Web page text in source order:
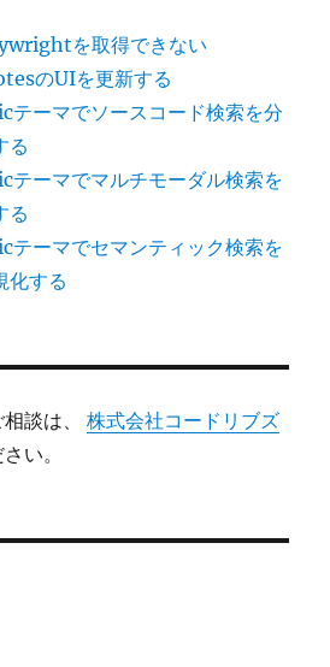
を取得できない
のUIを更新する
テーマでソースコード検索を分
る
テーマでマルチモーダル検索を
る
テーマでセマンティック検索を
化する
相談は、株式会社コードリブズ
い。